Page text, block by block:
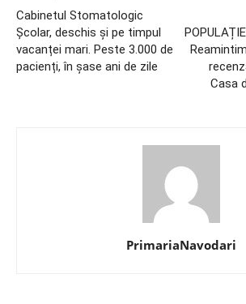
Cabinetul Stomatologic
Școlar, deschis și pe timpul
vacanței mari. Peste 3.000 de
pacienți, în șase ani de zile
Casa
PrimariaNavodari